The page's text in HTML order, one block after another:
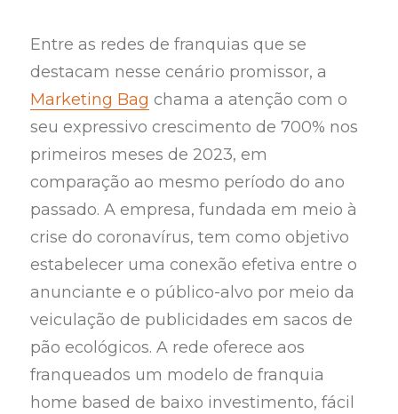
Entre as redes de franquias que se
destacam nesse cenário promissor, a
Marketing Bag chama a atenção com o
seu expressivo crescimento de 700% nos
primeiros meses de 2023, em
comparação ao mesmo período do ano
passado. A empresa, fundada em meio à
crise do coronavírus, tem como objetivo
estabelecer uma conexão efetiva entre o
anunciante e o público-alvo por meio da
veiculação de publicidades em sacos de
pão ecológicos. A rede oferece aos
franqueados um modelo de franquia
home based de baixo investimento, fácil